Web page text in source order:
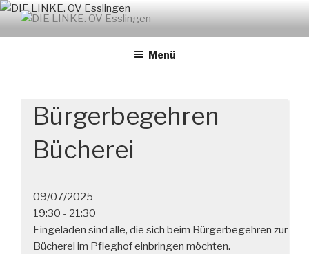
Zum
Inhalt
springenDIE LINKE. OV ESSLINGEN
Menü
Bürgerbegehren
Bücherei
09/07/2025
19:30 - 21:30
Eingeladen sind alle, die sich beim Bürgerbegehren zur
Bücherei im Pfleghof einbringen möchten.